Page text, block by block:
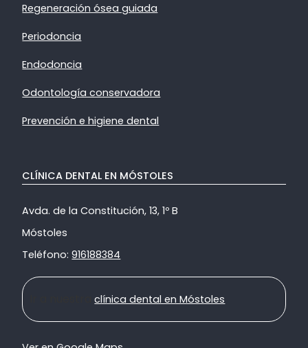
Regeneración ósea guiada
Periodoncia
Endodoncia
Odontología conservadora
Prevención e higiene dental
CLÍNICA DENTAL EN MÓSTOLES
Avda. de la Constitución, 13, 1º B
Móstoles
Teléfono:916188384
Ir a nuestraclínica dental en Móstoles